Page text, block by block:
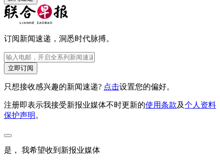
订阅新闻速递，洞悉时代脉搏。
立即订阅
只想接收感兴趣的新闻速递? 点击设置您的偏好。
注册即表示我接受新报业媒体不时更新的使用条款及个人资料
保护声明 。
是， 我希望收到新报业媒体